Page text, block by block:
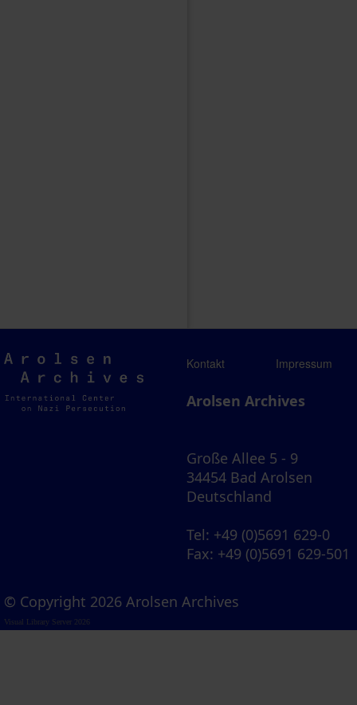
Arolsen
Archives
Kontakt Impressum
Arolsen Archives
Große Allee 5 - 9
34454 Bad Arolsen
Deutschland
Tel: +49 (0)5691 629-0
Fax: +49 (0)5691 629-501
© Copyright 2026 Arolsen Archives
Visual Library Server 2026